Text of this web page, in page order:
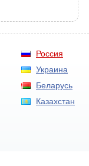
Россия
Украина
Беларусь
Казахстан